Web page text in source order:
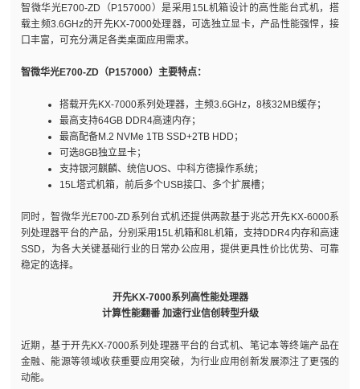
智微华光E700-ZD（P157000）是采用15L机箱设计的高性能台式机，搭
载主频3.6GHz的开先KX-7000处理器，可选独立显卡，产品性能强悍，接
口丰富，可充分满足各类桌面应用需求。
智微华光E700-ZD（P157000）主要特点：
搭载开先KX-7000系列处理器，主频3.6GHz，8核32MB缓存；
最高支持64GB DDR4高速内存；
最高配备M.2 NVMe 1TB SSD+2TB HDD；
可选8GB独立显卡；
支持银河麒麟、统信UOS、中科方德操作系统；
15L塔式机箱，前后多个USB接口、多个扩展槽；
同时，智微华光E700-ZD系列台式机还提供两款基于兆芯开先KX-6000系
列处理器平台的产品，分别采用15L机箱和8L机箱，支持DDR4内存和高速
SSD，为各大关键基础行业的日常办公应用，提供更具性价比优势、可靠
稳定的选择。
开先KX-7000系列高性能处理器
计算性能翻番 加速行业信创转型升级
近期，基于开先KX-7000系列处理器平台的台式机、笔记本等终端产品在
金融、能源等领域收获重要应用突破，为行业应用创新发展添注了更强的
动能。